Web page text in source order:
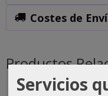
Costes de
Productos
Servicios